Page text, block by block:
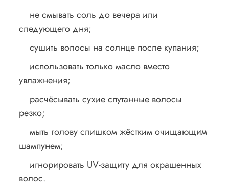
не смывать соль до вечера или
следующего дня;
сушить волосы на солнце после купания;
использовать только масло вместо
увлажнения;
расчёсывать сухие спутанные волосы
резко;
мыть голову слишком жёстким очищающим
шампунем;
игнорировать UV-защиту для окрашенных
волос.